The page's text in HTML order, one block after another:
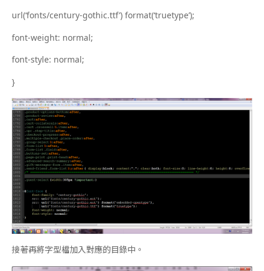
url(‘fonts/century-gothic.ttf’) format(‘truetype’);
font-weight: normal;
font-style: normal;
}
接著再將字型檔加入對應的目錄中。